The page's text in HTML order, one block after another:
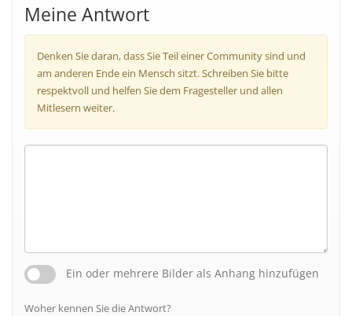
Meine Antwort
Denken Sie daran, dass Sie Teil einer Community sind und
am anderen Ende ein Mensch sitzt. Schreiben Sie bitte
respektvoll und helfen Sie dem Fragesteller und allen
Mitlesern weiter.
Ein oder mehrere Bilder als Anhang hinzufügen
Woher kennen Sie die Antwort?